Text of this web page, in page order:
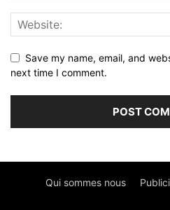
Save my name, email, and
next time I comment.
Qui sommes nous